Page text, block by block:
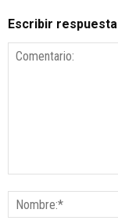
Escribir respuesta